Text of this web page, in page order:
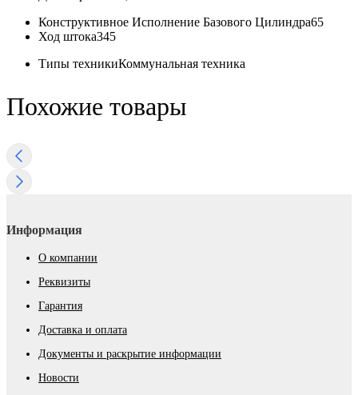
Конструктивное Исполнение Базового Цилиндра65
Ход штока345
Типы техникиКоммунальная техника
Похожие товары
Информация
О компании
Реквизиты
Гарантия
Доставка и оплата
Документы и раскрытие информации
Новости